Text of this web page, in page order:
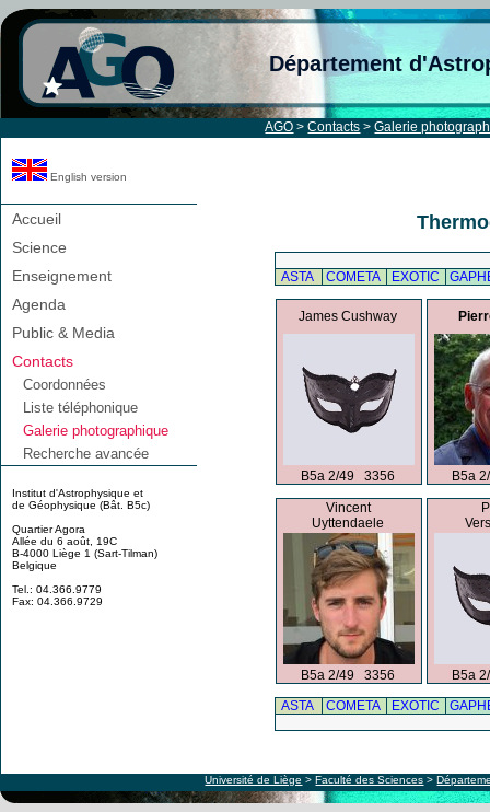
Département
AGO >Contacts >Galerie
English version
Accueil
Science
Enseignement
Agenda
Public & Media
Contacts
Coordonnées
Liste téléphonique
Galerie photographique
Recherche avancée
Institut d'Astrophysique et
de Géophysique (Bât. B5c)
Quartier Agora
Allée du 6 août, 19C
B-4000 Liège 1 (Sart-Tilman)
Belgique
Tel.: 04.366.9779
Fax: 04.366.9729
ASTA COMETA EXOTIC
James Cushway
B5a 2/49 3356 B5a
Vincent
Uyttendaele
B5a 2/49 3356
B5a
ASTA
COMETA EXOTIC
Université de Liège >Faculté des Sciences >